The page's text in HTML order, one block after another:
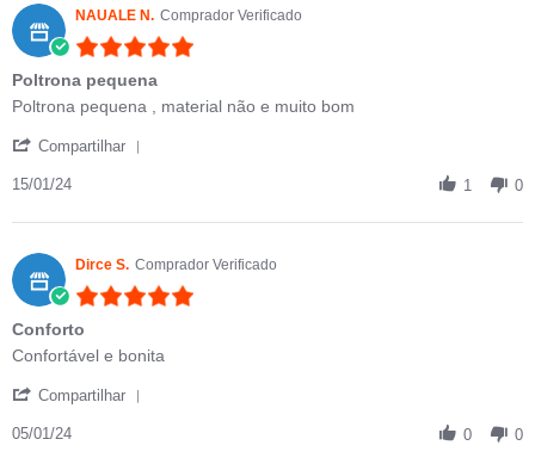
NAUALE N. Comprador Verificado
Poltrona pequena
Review by NAUALE N. on 15 Jan 2024
review stating Poltrona pequena
Poltrona pequena , material não e muito bom
Compartilhar
15/01/24 1 0
Dirce S. Comprador Verificado
Conforto
Review by Dirce S. on 5 Jan 2024
review stating Conforto
Confortável e bonita
Compartilhar
05/01/24 0 0